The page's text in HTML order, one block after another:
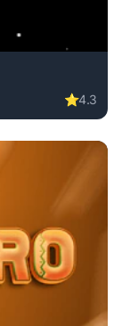
⭐4.3
game, no